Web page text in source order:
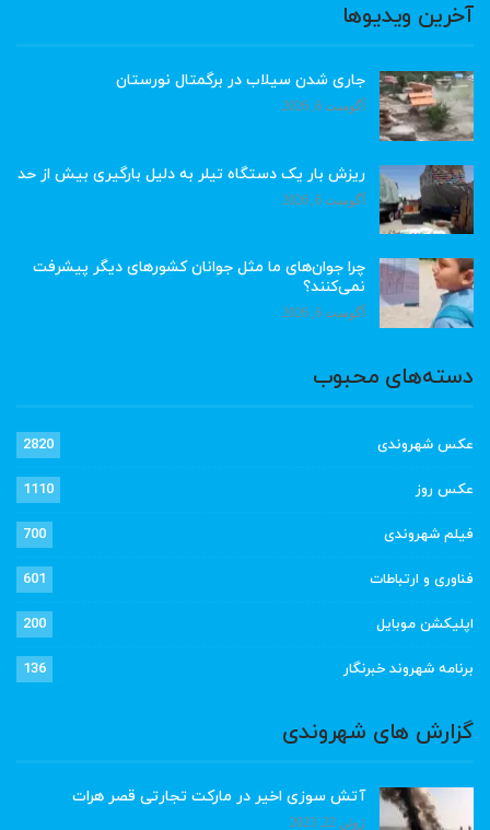
آخرین ویدیوها
جاری شدن سیلاب در برگمتال نورستان
آگوست 6, 2026
ریزش بار یک دستگاه تیلر به دلیل بارگیری بیش از حد
آگوست 6, 2026
چرا جوان‌های ما مثل جوانان کشورهای دیگر پیشرفت
نمی‌کنند؟
آگوست 6, 2026
دسته‌های محبوب
عکس شهروندی 2820
عکس روز 1110
فیلم شهروندی 700
فناوری و ارتباطات 601
اپلیکشن موبایل 200
برنامه شهروند خبرنگار 136
گزارش های شهروندی
آتش سوزی اخیر در مارکت تجارتی قصر هرات
ژوئن 22, 2023